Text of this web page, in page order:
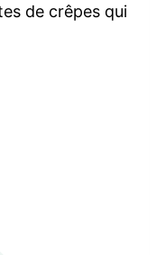
de crêpes qui